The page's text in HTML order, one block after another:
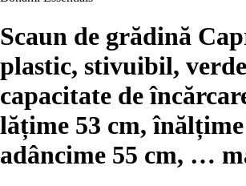
Scaun de grădină
plastic, stivuibil,
capacitate de
lățime 53 cm,
adâncime 55 cm, …